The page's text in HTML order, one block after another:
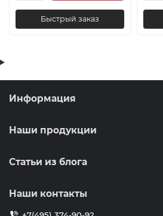
Быстрый заказ
Информация
Наши продукции
Статьи из блога
Наши контакты